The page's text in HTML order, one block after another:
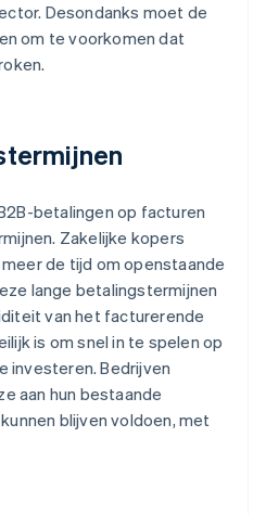
Desondanks moet de
om te voorkomen dat
betalingen op facturen
Zakelijke kopers
de tijd om openstaande
lange betalingstermijnen
van het facturerende
is om snel in te spelen op
investeren. Bedrijven
aan hun bestaande
blijven voldoen, met